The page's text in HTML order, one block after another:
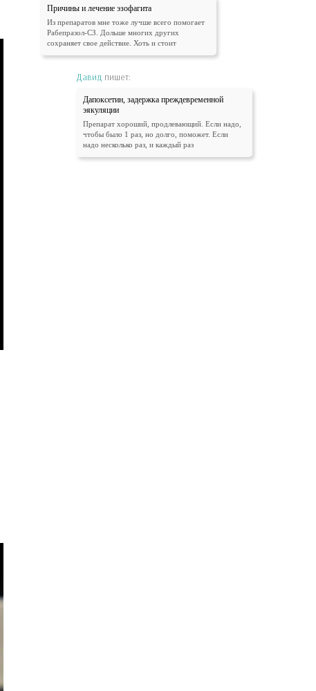
Причины и лечение эзофагита
Из препаратов мне тоже лучше всего помогает
Рабепразол-СЗ. Дольше многих других
сохраняет свое действие. Хоть и стоит
Давид пишет:
Дапоксетин, задержка преждевременной
эякуляции
Препарат хороший, продлевающий. Если надо,
чтобы было 1 раз, но долго, поможет. Если
надо несколько раз, и каждый раз